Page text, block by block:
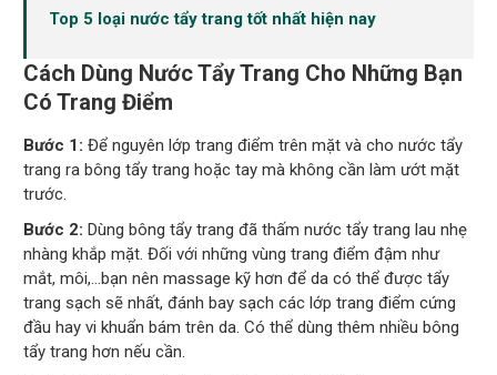
Top 5 loại nước tẩy trang tốt nhất hiện nay
Cách Dùng Nước Tẩy Trang Cho Những Bạn
Có Trang Điểm
Bước 1: Để nguyên lớp trang điểm trên mặt và cho nước tẩy
trang ra bông tẩy trang hoặc tay mà không cần làm ướt mặt
trước.
Bước 2: Dùng bông tẩy trang đã thấm nước tẩy trang lau nhẹ
nhàng khắp mặt. Đối với những vùng trang điểm đậm như
mắt, môi,…bạn nên massage kỹ hơn để da có thể được tẩy
trang sạch sẽ nhất, đánh bay sạch các lớp trang điểm cứng
đầu hay vi khuẩn bám trên da. Có thể dùng thêm nhiều bông
tẩy trang hơn nếu cần.